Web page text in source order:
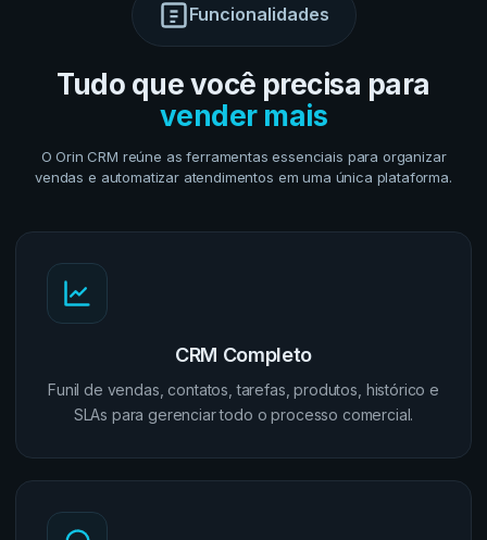
Funcionalidades
Tudo que você precisa para
vender mais
O Orin CRM reúne as ferramentas essenciais para organizar
vendas e automatizar atendimentos em uma única plataforma.
CRM Completo
Funil de vendas, contatos, tarefas, produtos, histórico e
SLAs para gerenciar todo o processo comercial.